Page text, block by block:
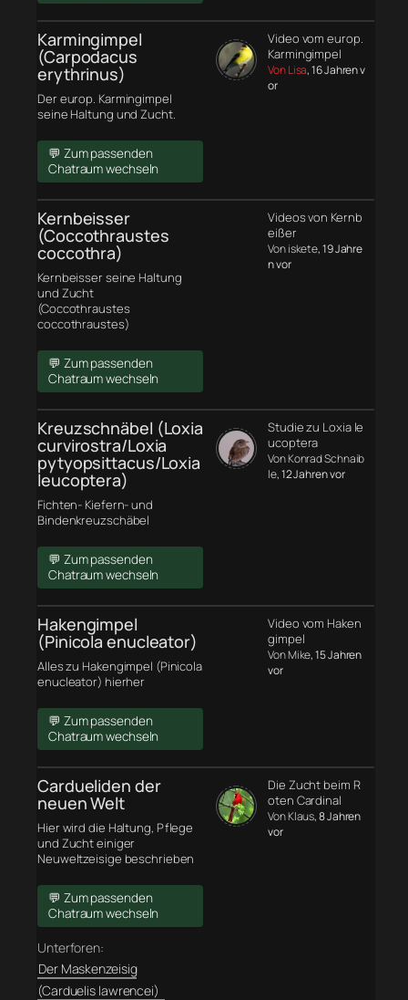
Karmingimpel
(Carpodacus
erythrinus)
Der europ. Karmingimpel
seine Haltung und Zucht.
💬 Zum passenden
Chatraum wechseln
Video vom europ.
Karmingimpel
Von Lisa, 16 Jahren v
or
Kernbeisser
(Coccothraustes
coccothra)
Kernbeisser seine Haltung
und Zucht
(Coccothraustes
coccothraustes)
💬 Zum passenden
Chatraum wechseln
Videos von Kernb
eißer
Von iskete, 19 Jahre
n vor
Kreuzschnäbel (Loxia
curvirostra/Loxia
pytyopsittacus/Loxia
leucoptera)
Fichten- Kiefern- und
Bindenkreuzschäbel
💬 Zum passenden
Chatraum wechseln
Studie zu Loxia le
ucoptera
Von Konrad Schnaib
le, 12 Jahren vor
Hakengimpel
(Pinicola enucleator)
Alles zu Hakengimpel (Pinicola
enucleator) hierher
💬 Zum passenden
Chatraum wechseln
Video vom Haken
gimpel
Von Mike, 15 Jahren
vor
Cardueliden der
neuen Welt
Hier wird die Haltung, Pflege
und Zucht einiger
Neuweltzeisige beschrieben
💬 Zum passenden
Chatraum wechseln
Unterforen:
Der Maskenzeisig
(Carduelis lawrencei)
Die Zucht beim R
oten Cardinal
Von Klaus, 8 Jahren
vor